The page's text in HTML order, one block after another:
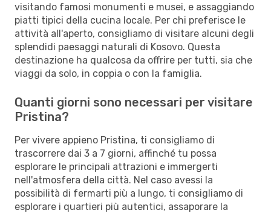
visitando famosi monumenti e musei, e assaggiando
piatti tipici della cucina locale. Per chi preferisce le
attività all'aperto, consigliamo di visitare alcuni degli
splendidi paesaggi naturali di Kosovo. Questa
destinazione ha qualcosa da offrire per tutti, sia che
viaggi da solo, in coppia o con la famiglia.
Quanti giorni sono necessari per visitare
Pristina?
Per vivere appieno Pristina, ti consigliamo di
trascorrere dai 3 a 7 giorni, affinché tu possa
esplorare le principali attrazioni e immergerti
nell'atmosfera della città. Nel caso avessi la
possibilità di fermarti più a lungo, ti consigliamo di
esplorare i quartieri più autentici, assaporare la